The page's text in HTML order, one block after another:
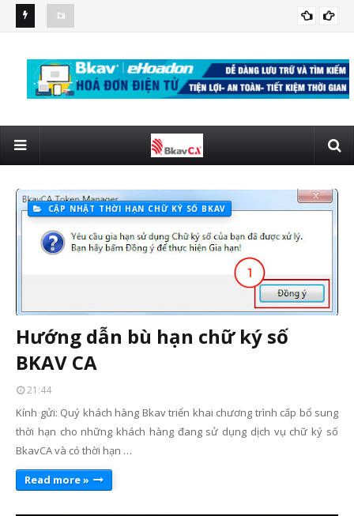
từ
CHỨNG TỪ ĐIỆN TỬ
CẬP NHẬT THỜI HẠN CHỮ KÝ SỐ BKAV
Hướng dẫn bù hạn chữ ký số
BKAV CA
21:44
Kính gửi: Quý khách hàng Bkav triển khai chương trình cấp bổ sung
thời hạn cho những khách hàng đang sử dụng dịch vụ chữ ký số
BkavCA và có thời hạn …
Read more »